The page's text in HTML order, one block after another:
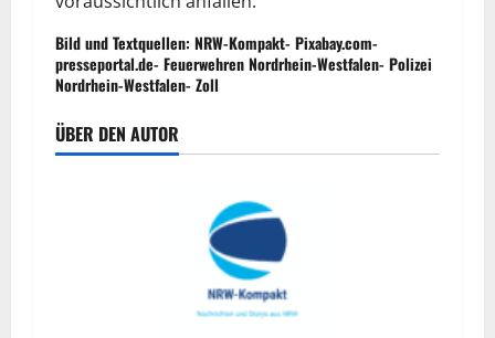
Bild und Textquellen: NRW-Kompakt- Pixabay.com-
presseportal.de- Feuerwehren Nordrhein-Westfalen- Polizei
Nordrhein-Westfalen- Zoll
ÜBER DEN AUTOR